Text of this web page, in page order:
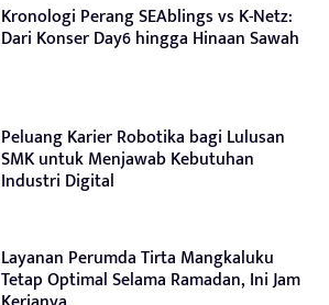
Kronologi Perang SEAblings vs K-Netz:
Dari Konser Day6 hingga Hinaan Sawah
Peluang Karier Robotika bagi Lulusan
SMK untuk Menjawab Kebutuhan
Industri Digital
Layanan Perumda Tirta Mangkaluku
Tetap Optimal Selama Ramadan, Ini Jam